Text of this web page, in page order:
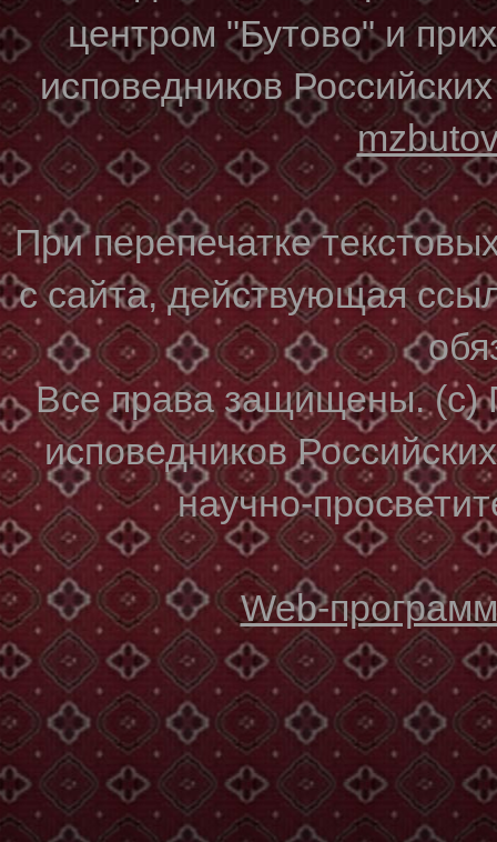
центром "Бутово" и
исповедников
При перепечатке
с сайта, действующая
Все права защищены. (с)
исповедников
научно-
Web-